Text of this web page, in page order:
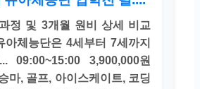
정 및 3개월 원비 상세 비교
아체능단은 4세부터 7세까지
09:00~15:00 3,900,000원
마, 골프, 아이스케이트, 코딩